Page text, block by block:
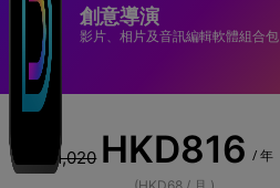
創意導演
影片、相片及音訊編輯軟體組合包
HKD1,020 HKD816 / 年